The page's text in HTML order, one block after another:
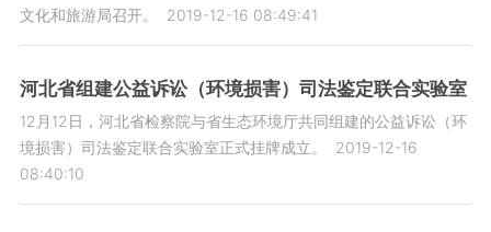
文化和旅游局召开。
2019-12-16 08:49:41
河北省组建公益诉讼（环境损害）司法鉴定联合实验室
12月12日，河北省检察院与省生态环境厅共同组建的公益诉讼（环
境损害）司法鉴定联合实验室正式挂牌成立。
2019-12-16
08:40:10